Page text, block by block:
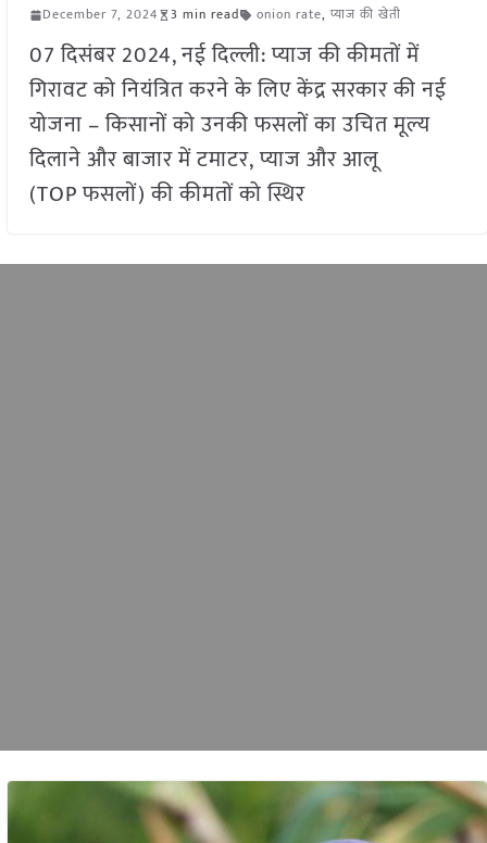
December 7, 2024 3 min read onion rate, प्याज की खेती
07 दिसंबर 2024, नई दिल्ली: प्याज की कीमतों में
गिरावट को नियंत्रित करने के लिए केंद्र सरकार की नई
योजना – किसानों को उनकी फसलों का उचित मूल्य
दिलाने और बाजार में टमाटर, प्याज और आलू
(TOP फसलों) की कीमतों को स्थिर